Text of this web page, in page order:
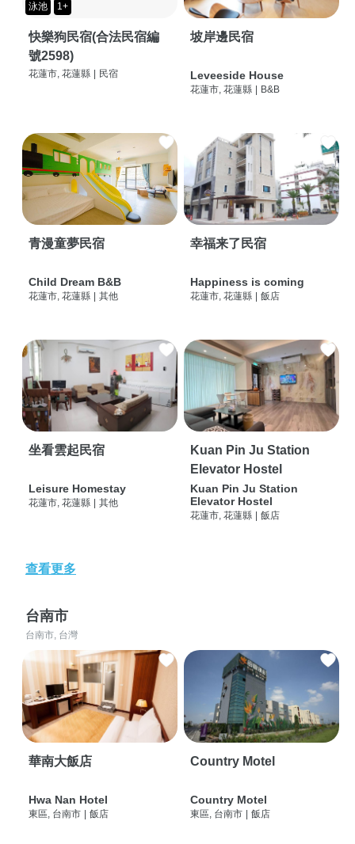
泳池 1+
快樂狗民宿(合法民宿編
號2598)
花蓮市, 花蓮縣 民宿
坡岸邊民宿
Leveeside House
花蓮市, 花蓮縣 B&B
青漫童夢民宿
Child Dream B&B
花蓮市, 花蓮縣 其他
幸福来了民宿
Happiness is coming
花蓮市, 花蓮縣 飯店
坐看雲起民宿
Leisure Homestay
花蓮市, 花蓮縣 其他
Kuan Pin Ju Station
Elevator Hostel
Kuan Pin Ju Station
Elevator Hostel
花蓮市, 花蓮縣 飯店
查看更多
台南市
台南市, 台灣
華南大飯店
Hwa Nan Hotel
東區, 台南市 | 飯店
Country Motel
Country Motel
東區, 台南市 | 飯店